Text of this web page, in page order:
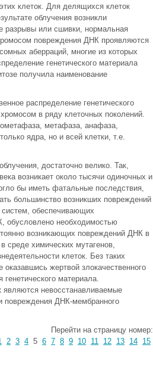
клеток. Для делящихся клеток
облучения возникли
разрывы или сшивки, нормальная
повреждения ДНК проявляются
аберраций, многие из которых
генетического материала
получила наименование
распределение генетического
в ряду клеточных поколений.
метафаза, анафаза,
ядра, но и всей клетки, т.е.
достаточно велико. Так,
возникает около тысячи одиночных и
бы иметь фатальные последствия,
большинство возникших повреждений
обеспечивающих
обусловлено необходимостью
возникающих повреждений ДНК в
среде химических мутагенов,
клеток. Без таких
оказавшись жертвой злокачественного
материала.
являются невосстанавливаемые
повреждения ДНК-мембранного
Перейти на страницу номер:
2 3 4 5 6 7 8 9 10 11 12 13 14 15